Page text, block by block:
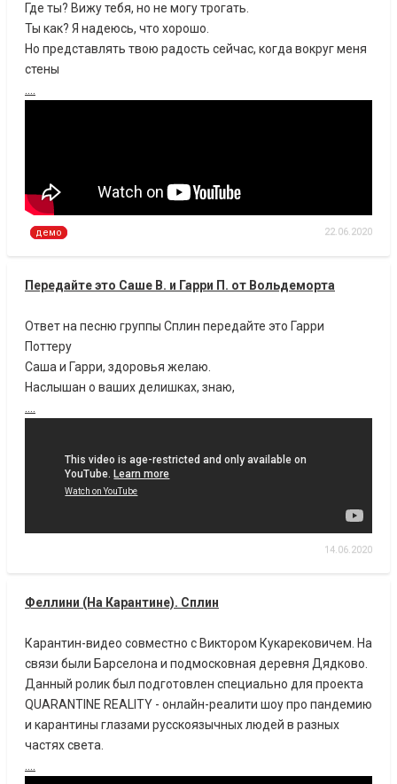
Где ты? Вижу тебя, но не могу трогать.
Ты как? Я надеюсь, что хорошо.
Но представлять твою радость сейчас, когда вокруг меня
стены
демо 22.06.2020
Передайте это Саше В. и Гарри П. от Вольдеморта
Ответ на песню группы Сплин передайте это Гарри
Поттеру
Саша и Гарри, здоровья желаю.
Наслышан о ваших делишках, знаю,
14.06.2020
Феллини (На Карантине). Сплин
Карантин-видео совместно с Виктором Кукарековичем. На
связи были Барселона и подмосковная деревня Дядково.
Данный ролик был подготовлен специально для проекта
QUARANTINE REALITY - онлайн-реалити шоу про пандемию
и карантины глазами русскоязычных людей в разных
частях света.